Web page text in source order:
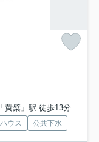
黄檗」駅 徒歩13分
ウス 公共下水